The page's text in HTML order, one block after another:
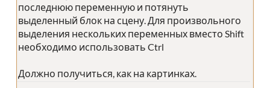
последнюю переменную и потянуть
выделенный блок на сцену. Для произвольного
выделения нескольких переменных вместо Shift
необходимо использовать Ctrl
Должно получиться, как на картинках.